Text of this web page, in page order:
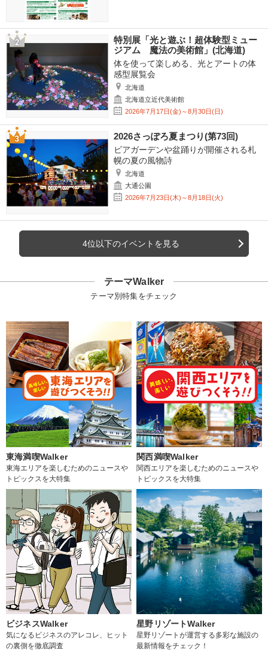
特別展「光と遊ぶ！超体験型ミュー
ジアム 魔法の美術館」(北海道)
体を使って楽しめる、光とアートの体
感型展覧会
北海道
北海道立近代美術館
2026年7月17日(金)～8月30日(日)
2026さっぽろ夏まつり(第73回)
ビアガーデンや盆踊りが開催される札
幌の夏の風物詩
北海道
大通公園
2026年7月23日(木)～8月18日(火)
4位以下のイベントを見る
テーマWalker
テーマ別特集をチェック
東海満喫Walker
東海エリアを楽しむためのニュースや
トピックスを大特集
関西満喫Walker
関西エリアを楽しむためのニュースや
トピックスを大特集
ビジネスWalker
気になるビジネスのアレコレ、ヒット
の裏側を徹底調査
星野リゾートWalker
星野リゾートが運営する多彩な施設の
最新情報をチェック！